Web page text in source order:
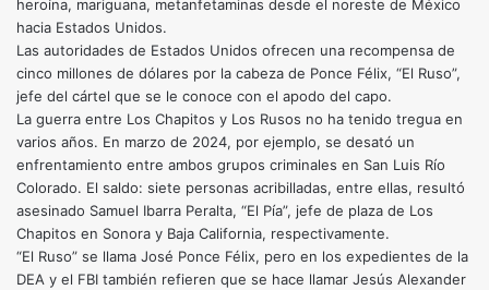
heroína, mariguana, metanfetaminas desde el noreste de México
hacia Estados Unidos.
Las autoridades de Estados Unidos ofrecen una recompensa de
cinco millones de dólares por la cabeza de Ponce Félix, “El Ruso”,
jefe del cártel que se le conoce con el apodo del capo.
La guerra entre Los Chapitos y Los Rusos no ha tenido tregua en
varios años. En marzo de 2024, por ejemplo, se desató un
enfrentamiento entre ambos grupos criminales en San Luis Río
Colorado. El saldo: siete personas acribilladas, entre ellas, resultó
asesinado Samuel Ibarra Peralta, “El Pía”, jefe de plaza de Los
Chapitos en Sonora y Baja California, respectivamente.
“El Ruso” se llama José Ponce Félix, pero en los expedientes de la
DEA y el FBI también refieren que se hace llamar Jesús Alexander